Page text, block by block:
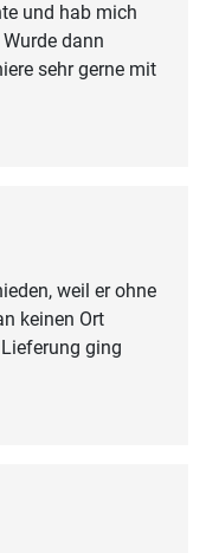
und hab mich
dann
sehr gerne mit
weil er ohne
keinen Ort
ging